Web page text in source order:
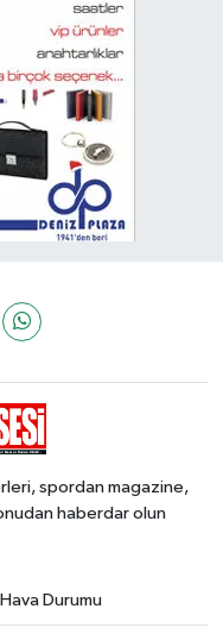
spordan magazine,
haberdar olun
Hava Durumu